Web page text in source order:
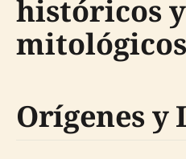
históricos y
mitológicos
Orígenes y